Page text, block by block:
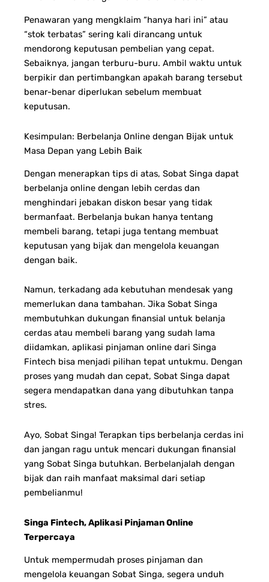
Penawaran yang mengklaim “hanya hari ini” atau
“stok terbatas” sering kali dirancang untuk
mendorong keputusan pembelian yang cepat.
Sebaiknya, jangan terburu-buru. Ambil waktu untuk
berpikir dan pertimbangkan apakah barang tersebut
benar-benar diperlukan sebelum membuat
keputusan.
Kesimpulan: Berbelanja Online dengan Bijak untuk
Masa Depan yang Lebih Baik
Dengan menerapkan tips di atas, Sobat Singa dapat
berbelanja online dengan lebih cerdas dan
menghindari jebakan diskon besar yang tidak
bermanfaat. Berbelanja bukan hanya tentang
membeli barang, tetapi juga tentang membuat
keputusan yang bijak dan mengelola keuangan
dengan baik.
Namun, terkadang ada kebutuhan mendesak yang
memerlukan dana tambahan. Jika Sobat Singa
membutuhkan dukungan finansial untuk belanja
cerdas atau membeli barang yang sudah lama
diidamkan, aplikasi pinjaman online dari Singa
Fintech bisa menjadi pilihan tepat untukmu. Dengan
proses yang mudah dan cepat, Sobat Singa dapat
segera mendapatkan dana yang dibutuhkan tanpa
stres.
Ayo, Sobat Singa! Terapkan tips berbelanja cerdas ini
dan jangan ragu untuk mencari dukungan finansial
yang Sobat Singa butuhkan. Berbelanjalah dengan
bijak dan raih manfaat maksimal dari setiap
pembelianmu!
Singa Fintech, Aplikasi Pinjaman Online
Terpercaya
Untuk mempermudah proses pinjaman dan
mengelola keuangan Sobat Singa, segera unduh